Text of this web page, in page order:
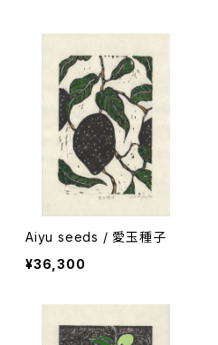
Aiyu seeds / 愛玉種子
¥36,300